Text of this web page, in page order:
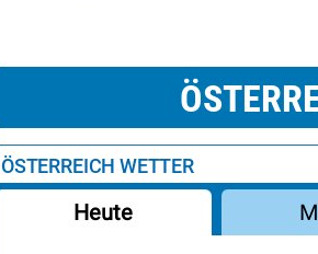
ÖSTERREICH WETTER
Heute